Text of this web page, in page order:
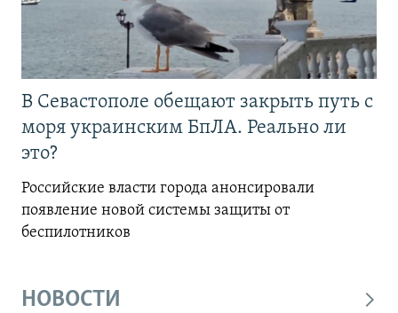
В Севастополе обещают закрыть путь с
моря украинским БпЛА. Реально ли
это?
Российские власти города анонсировали
появление новой системы защиты от
беспилотников
НОВОСТИ